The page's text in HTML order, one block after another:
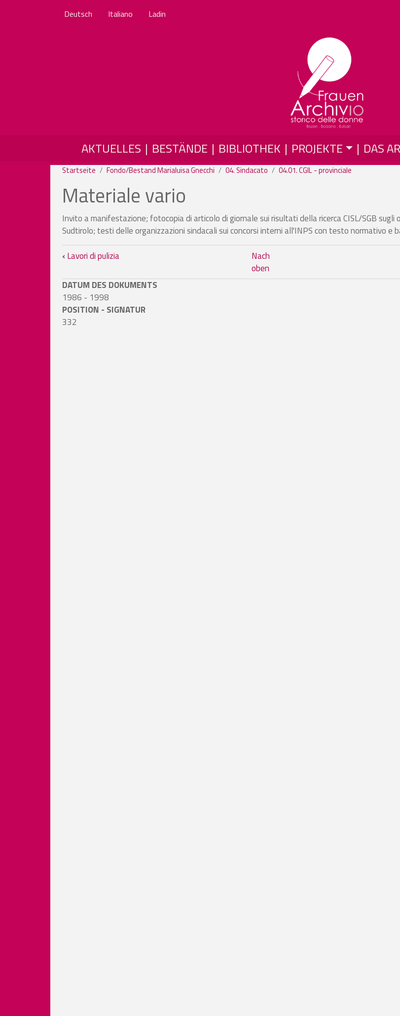
Deutsch Italiano Ladin
MAIN NAVIGATION
AKTUELLES BESTÄNDE BIBLIOTHEK PROJEKTE DAS
Startseite Fondo/Bestand Marialuisa Gnecchi 04. Sindacato 04.01. CGIL - provinciale
Materiale vario
Invito a manifestazione; fotocopia di articolo di giornale sui risultati della ricerca CISL/SGB sugli
Sudtirolo; testi delle organizzazioni sindacali sui concorsi interni all'INPS con testo normativo e
Links für das Blättern im Buch Materiale vario
‹ Lavori di pulizia
Nach
oben
DATUM DES DOKUMENTS
1986 - 1998
POSITION - SIGNATUR
332